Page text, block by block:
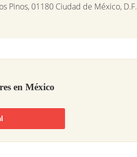
Pinos, 01180 Ciudad de México, D.F.
en México